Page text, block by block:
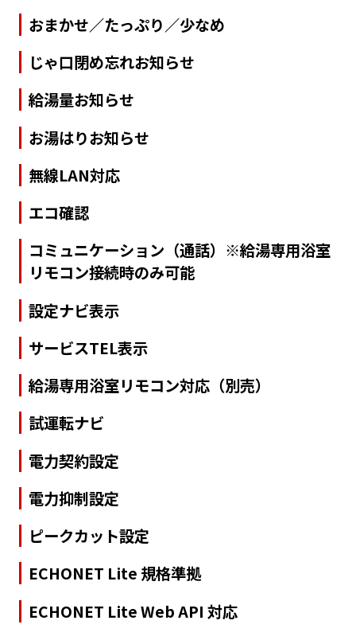
おまかせ／たっぷり／少なめ
じゃ口閉め忘れお知らせ
給湯量お知らせ
お湯はりお知らせ
無線LAN対応
エコ確認
コミュニケーション（通話）※給湯専用浴室
リモコン接続時のみ可能
設定ナビ表示
サービスTEL表示
給湯専用浴室リモコン対応（別売）
試運転ナビ
電力契約設定
電力抑制設定
ピークカット設定
ECHONET Lite 規格準拠
ECHONET Lite Web API 対応